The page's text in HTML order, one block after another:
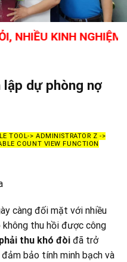
NGHIỆM THỰC
dự phòng nợ
TOOL-> ADMINISTRATOR Z ->
COUNT VIEW FUNCTION
càng đối mặt với nhiều
thu hồi được công
thu khó đòi đã trở
bảo tính minh bạch và